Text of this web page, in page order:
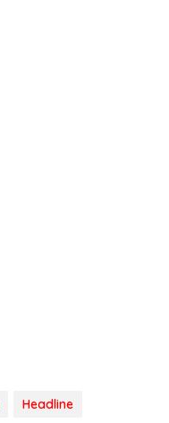
Headline